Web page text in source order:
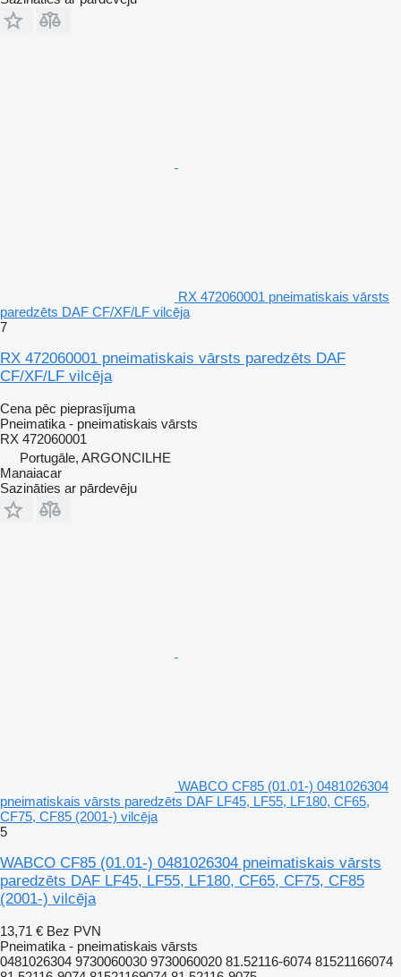
RX 472060001 pneimatiskais vārsts
paredzēts DAF CF/XF/LF vilcēja
7
RX 472060001 pneimatiskais vārsts paredzēts DAF
CF/XF/LF vilcēja
Cena pēc pieprasījuma
Pneimatika - pneimatiskais vārsts
RX 472060001
Portugāle, ARGONCILHE
Manaiacar
Sazināties ar pārdevēju
WABCO CF85 (01.01-) 0481026304
pneimatiskais vārsts paredzēts DAF LF45, LF55, LF180, CF65,
CF75, CF85 (2001-) vilcēja
5
WABCO CF85 (01.01-) 0481026304 pneimatiskais vārsts
paredzēts DAF LF45, LF55, LF180, CF65, CF75, CF85
(2001-) vilcēja
13,71 € Bez PVN
Pneimatika - pneimatiskais vārsts
0481026304 9730060030 9730060020 81.52116-6074 81521166074